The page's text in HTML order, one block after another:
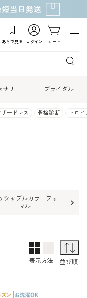
あとで見る ログイン カート
サリー ブライダル
ザードレス 骨格診断 トロ
シャブルカラーフォー
マル
表示方法
1列表示
並び順